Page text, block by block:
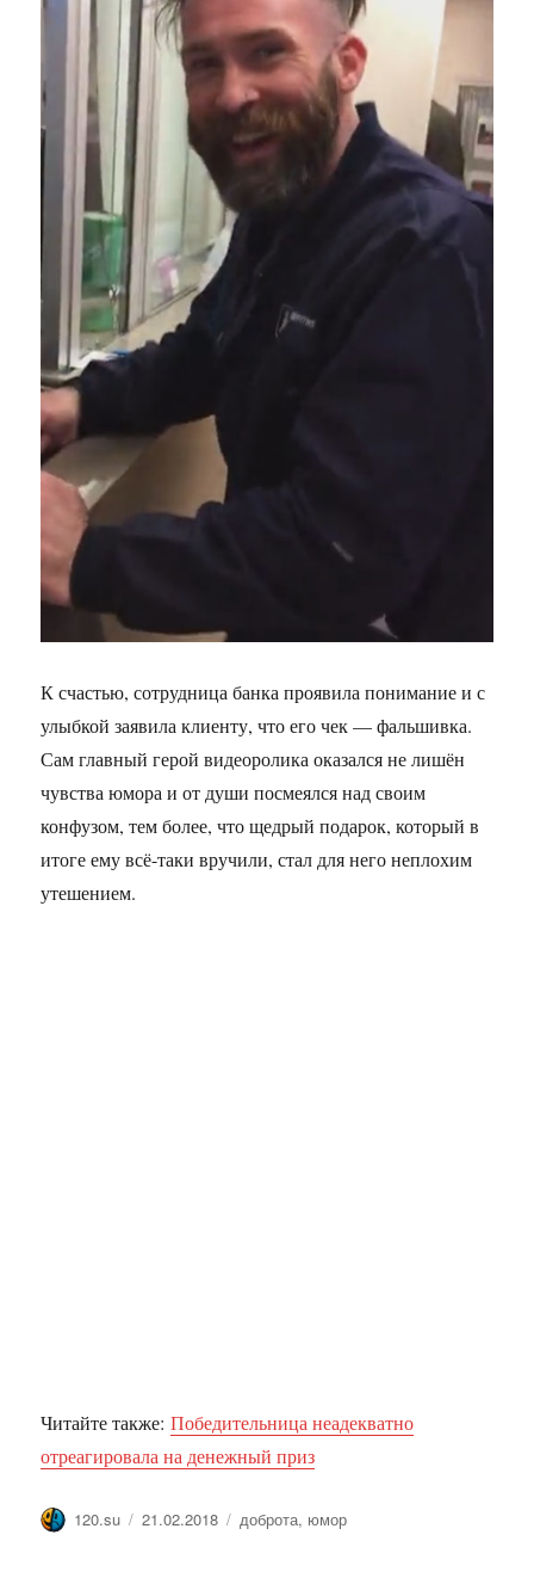
К счастью, сотрудница банка проявила понимание и с
улыбкой заявила клиенту, что его чек — фальшивка.
Сам главный герой видеоролика оказался не лишён
чувства юмора и от души посмеялся над своим
конфузом, тем более, что щедрый подарок, который в
итоге ему всё-таки вручили, стал для него неплохим
утешением.
Читайте также:Победительница неадекватно
отреагировала на денежный приз
Автор
120.su Опубликовано
21.02.2018 Метки
доброта, юмор